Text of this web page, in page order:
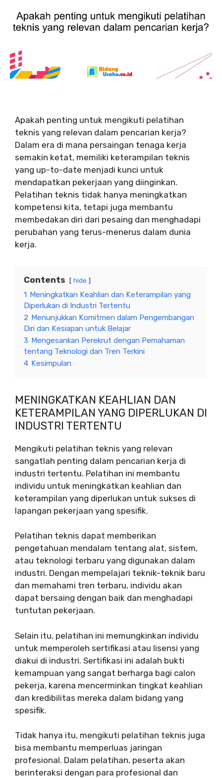
Apakah penting untuk mengikuti pelatihan
teknis yang relevan dalam pencarian kerja?
Dalam era di mana persaingan tenaga kerja
semakin ketat, memiliki keterampilan teknis
yang up-to-date menjadi kunci untuk
mendapatkan pekerjaan yang diinginkan.
Pelatihan teknis tidak hanya meningkatkan
kompetensi kita, tetapi juga membantu
membedakan diri dari pesaing dan menghadapi
perubahan yang terus-menerus dalam dunia
kerja.
Contents hide
1 Meningkatkan Keahlian dan Keterampilan yang
Diperlukan di Industri Tertentu
2 Menunjukkan Komitmen dalam Pengembangan
Diri dan Kesiapan untuk Belajar
3 Mengesankan Perekrut dengan Pemahaman
tentang Teknologi dan Tren Terkini
4 Kesimpulan
MENINGKATKAN KEAHLIAN DAN
KETERAMPILAN YANG DIPERLUKAN DI
INDUSTRI TERTENTU
Mengikuti pelatihan teknis yang relevan
sangatlah penting dalam pencarian kerja di
industri tertentu. Pelatihan ini membantu
individu untuk meningkatkan keahlian dan
keterampilan yang diperlukan untuk sukses di
lapangan pekerjaan yang spesifik.
Pelatihan teknis dapat memberikan
pengetahuan mendalam tentang alat, sistem,
atau teknologi terbaru yang digunakan dalam
industri. Dengan mempelajari teknik-teknik baru
dan memahami tren terbaru, individu akan
dapat bersaing dengan baik dan menghadapi
tuntutan pekerjaan.
Selain itu, pelatihan ini memungkinkan individu
untuk memperoleh sertifikasi atau lisensi yang
diakui di industri. Sertifikasi ini adalah bukti
kemampuan yang sangat berharga bagi calon
pekerja, karena mencerminkan tingkat keahlian
dan kredibilitas mereka dalam bidang yang
spesifik.
Tidak hanya itu, mengikuti pelatihan teknis juga
bisa membantu memperluas jaringan
profesional. Dalam pelatihan, peserta akan
berinteraksi dengan para profesional dan